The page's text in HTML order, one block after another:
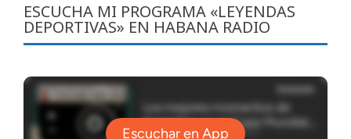
ESCUCHA MI PROGRAMA «LEYENDAS
DEPORTIVAS» EN HABANA RADIO